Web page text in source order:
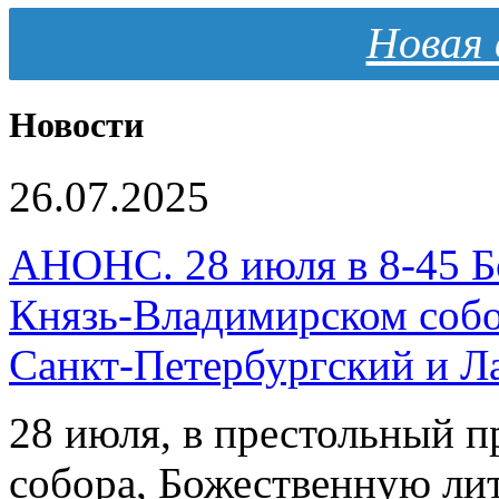
Новая
Новости
26.07.2025
АНОНС. 28 июля в 8-45
Князь-Владимирском
Санкт-Петербургский и
28 июля, в престольный
собора, Божественную